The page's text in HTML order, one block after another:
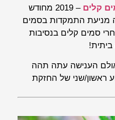
קלים
– 2019 מחודש
מניעת התמקדות בסמים
סמים קלים בנסיבות
הענישה עתה תהה
ראשון/שני של החזקת